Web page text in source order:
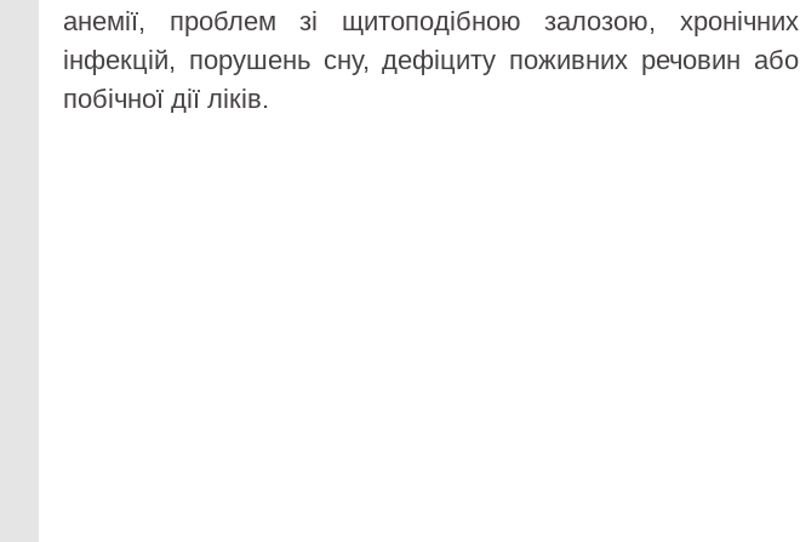
анемії, проблем зі щитоподібною залозою, хронічних
інфекцій, порушень сну, дефіциту поживних речовин або
побічної дії ліків.